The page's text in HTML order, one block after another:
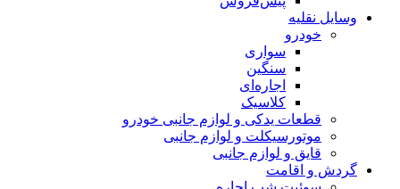
وسایل نقلیه
خودرو
سواری
سنگین
اجاره‌ای
کلاسیک
قطعات یدکی و لوازم جانبی خودرو
موتورسیکلت و لوازم جانبی
قایق و لوازم جانبی
گردش و اقامت